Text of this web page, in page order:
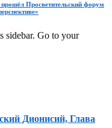
Просветительский форум
sidebar. Go to your
Дионисий, Глава